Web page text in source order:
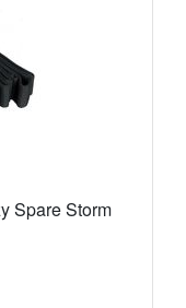
Spare Storm